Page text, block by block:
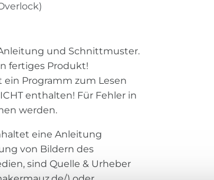
und Schnittmuster.
fertiges Produkt!
ein Programm zum Lesen
enthalten! Für Fehler in
werden.
eine Anleitung
von Bildern des
sind Quelle & Urheber